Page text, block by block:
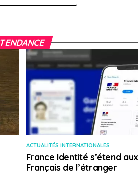
TENDANCE
ACTUALITÉS INTERNATIONALES
France Identité s’étend aux
Français de l’étranger